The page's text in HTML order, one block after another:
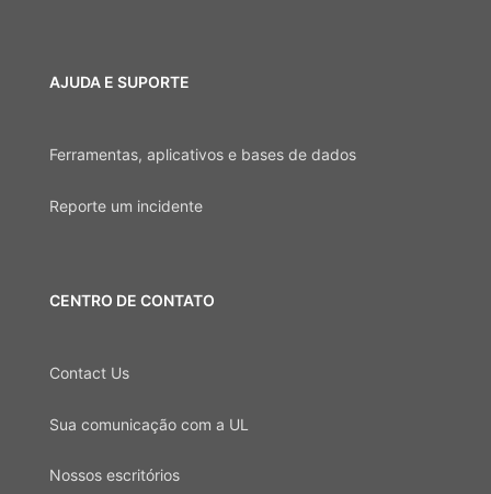
AJUDA E SUPORTE
Ferramentas, aplicativos e bases de dados
Reporte um incidente
CENTRO DE CONTATO
Contact Us
Sua comunicação com a UL
Nossos escritórios